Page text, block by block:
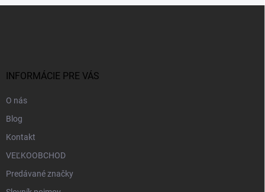
INFORMÁCIE PRE VÁS
O nás
Blog
Kontakt
VEĽKOOBCHOD
Predávané značky